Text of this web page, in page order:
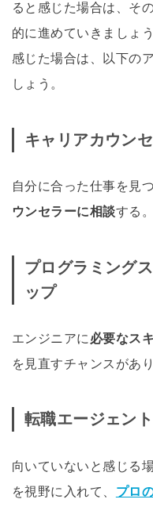
ると感じた場合は、そ
的に進めていきましょ
感じた場合は、以下の
しょう。
キャリアカウン
自分に合った仕事を見
ウンセラーに相談する。
プログラミング
ップ
エンジニアに 必要なス
を見直すチャンスがあり
転職エージェン
向いていないと感じる
を視野に入れて、 プロ